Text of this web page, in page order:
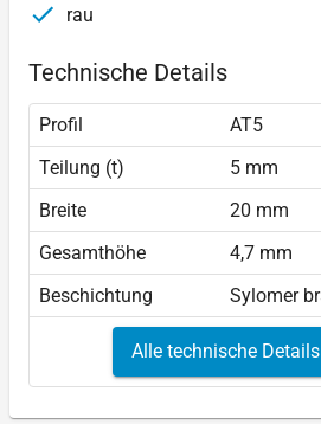
rau
Technische Details
Profil
AT5
Teilung (t)
5 mm
Breite
20 mm
Gesamthöhe
4,7 mm
Beschichtung
Sylomer
Alle technische